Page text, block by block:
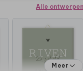
Alle ontwerpen
Meer